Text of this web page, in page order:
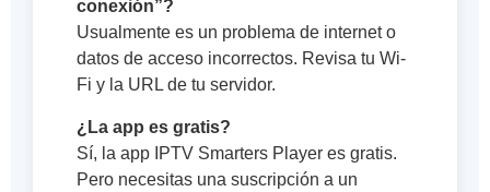
conexión”?
Usualmente es un problema de internet o
datos de acceso incorrectos. Revisa tu Wi-
Fi y la URL de tu servidor.
¿La app es gratis?
Sí, la app IPTV Smarters Player es gratis.
Pero necesitas una suscripción a un